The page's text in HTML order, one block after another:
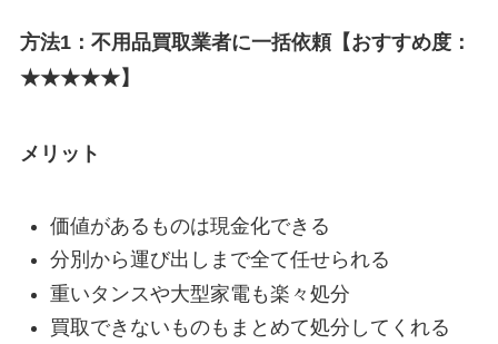
方法1：不用品買取業者に一括依頼【おすすめ度：
★★★★★】
メリット
価値があるものは現金化できる
分別から運び出しまで全て任せられる
重いタンスや大型家電も楽々処分
買取できないものもまとめて処分してくれる